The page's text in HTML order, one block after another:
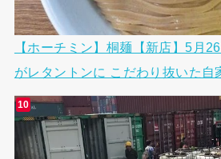
【ホーチミン】桐麺【新店】5月
がレタントンに こだわり抜いた自